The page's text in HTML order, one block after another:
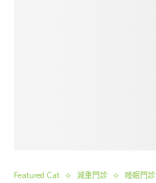
Featured Cat 減重門診 睡眠門診